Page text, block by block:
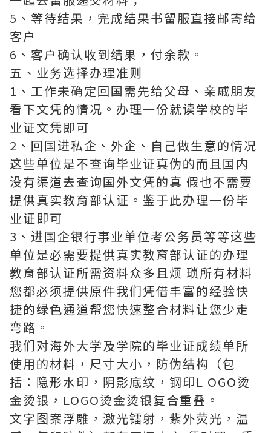
5、等待结果，完成结果书留服直接邮寄给
客户
6、客户确认收到结果，付余款。
五、业务选择办理准则
1、工作未确定回国需先给父母、亲戚朋友
看下文凭的情况。办理一份就读学校的毕
业证文凭即可
2、回国进私企、外企、自己做生意的情况
这些单位是不查询毕业证真伪的而且国内
没有渠道去查询国外文凭的真 假也不需要
提供真实教育部认证。鉴于此办理一份毕
业证即可
3、进国企银行事业单位考公务员等等这些
单位是必需要提供真实教育部认证的办理
教育部认证所需资料众多且烦 琐所有材料
您都必须提供原件我们凭借丰富的经验快
捷的绿色通道帮您快速整合材料让您少走
弯路。
我们对海外大学及学院的毕业证成绩单所
使用的材料，尺寸大小，防伪结构（包
括：隐形水印，阴影底纹，钢印L OGO烫
金烫银，LOGO烫金烫银复合重叠。
文字图案浮雕，激光镭射，紫外荧光，温